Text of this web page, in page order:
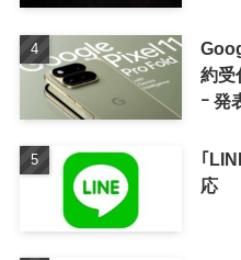
約受
ｰ 発
｢
応